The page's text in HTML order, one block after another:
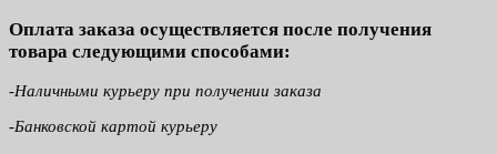
Оплата заказа осуществляется после получения
товара следующими способами:
-Наличными курьеру при получении заказа
-Банковской картой курьеру